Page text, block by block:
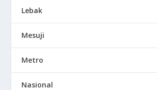
Lebak
Mesuji
Metro
Nasional